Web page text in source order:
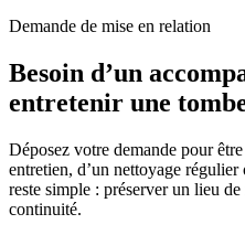
Demande de mise en relation
Besoin d’un
entretenir une
Déposez votre demande pour
entretien, d’un nettoyage
reste simple : préserver un lieu
continuité.